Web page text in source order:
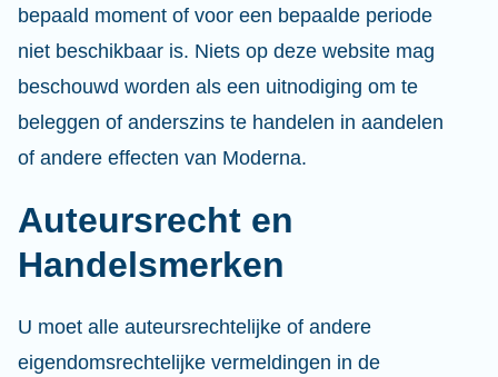
bepaald moment of voor een bepaalde periode
niet beschikbaar is. Niets op deze website mag
beschouwd worden als een uitnodiging om te
beleggen of anderszins te handelen in aandelen
of andere effecten van Moderna.
Auteursrecht en
Handelsmerken
U moet alle auteursrechtelijke of andere
eigendomsrechtelijke vermeldingen in de